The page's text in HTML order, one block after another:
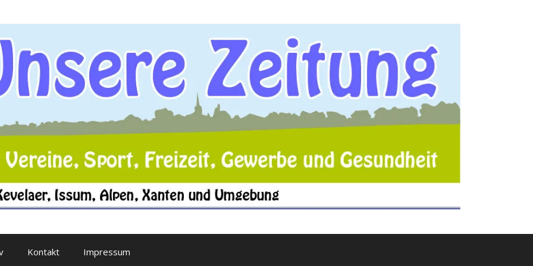
Kontakt Impressum